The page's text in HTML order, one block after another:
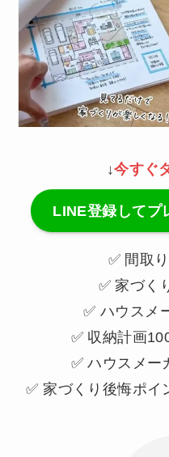
↓今すぐ
LINE登録してプ
✅ 間取
✅ 家づく
✅ ハウスメ
✅ 収納計画
✅ ハウスメー
✅ 家づくり後悔ポイ